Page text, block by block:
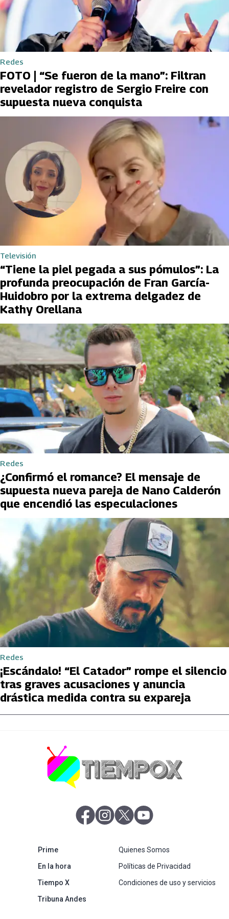
Redes
FOTO | “Se fueron de la mano”: Filtran
revelador registro de Sergio Freire con
supuesta nueva conquista
Televisión
“Tiene la piel pegada a sus pómulos”: La
profunda preocupación de Fran García-
Huidobro por la extrema delgadez de
Kathy Orellana
Redes
¿Confirmó el romance? El mensaje de
supuesta nueva pareja de Nano Calderón
que encendió las especulaciones
Redes
¡Escándalo! “El Catador” rompe el silencio
tras graves acusaciones y anuncia
drástica medida contra su expareja
abre en nueva pestaña
abre en nueva pestaña
abre en nueva pestaña
Primeabre en nueva pestaña
En la horaabre en nueva pestaña
Tiempo X
Tribuna Andesabre en nueva pestaña
Quienes Somos
Políticas de Privacidad
Condiciones de uso y servicios